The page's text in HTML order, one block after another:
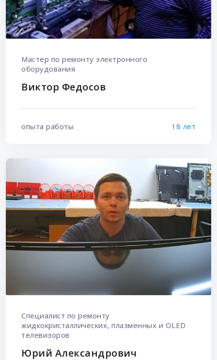
Мастер по ремонту электронного
оборудования
Виктор Федосов
опыта работы 18 лет
Специалист по ремонту
жидкокристаллических, плазменных и OLED
телевизоров
Юрий Александрович